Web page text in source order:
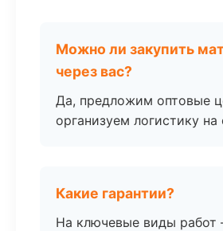
Можно ли закупить
через вас?
Да, предложим оптовые
организуем логистику на
Какие гарантии?
На ключевые виды работ